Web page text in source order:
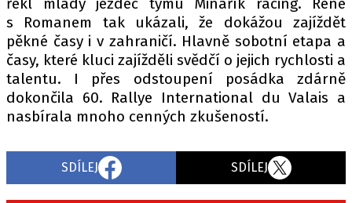
s Romanem tak ukázali, že dokážou zajíždět
pěkné časy i v zahraničí. Hlavně sobotní etapa a
časy, které kluci zajížděli svědčí o jejich rychlosti a
talentu. I přes odstoupení posádka zdárně
dokončila 60. Rallye International du Valais a
nasbírala mnoho cenných zkušeností.
SDÍLEJ SDÍLEJ